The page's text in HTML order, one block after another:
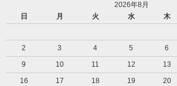
2026年8月
日
月 火 水 木
2
3 4 5 6
9
10 11 12 13
16
17 18 19 20